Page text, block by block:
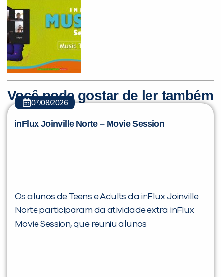
Você pode gostar de ler também
07/08/2026
inFlux Joinville Norte – Movie Session
Os alunos de Teens e Adults da inFlux Joinville
Norte participaram da atividade extra inFlux
Movie Session, que reuniu alunos
VOLTAR